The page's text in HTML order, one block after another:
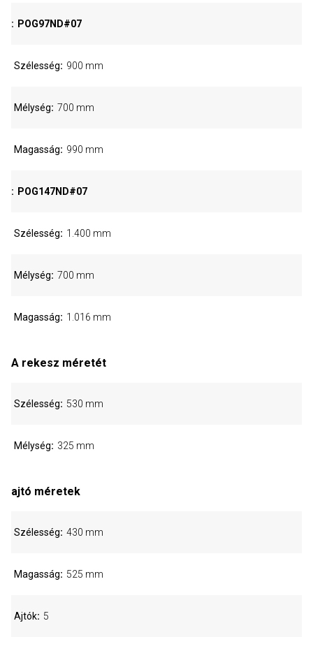
POG97ND#07
Szélesség 900 mm
Mélység 700 mm
Magasság 990 mm
POG147ND#07
Szélesség 1.400 mm
Mélység 700 mm
Magasság 1.016 mm
A rekesz méretét
Szélesség 530 mm
Mélység 325 mm
ajtó méretek
Szélesség 430 mm
Magasság 525 mm
Ajtók 5